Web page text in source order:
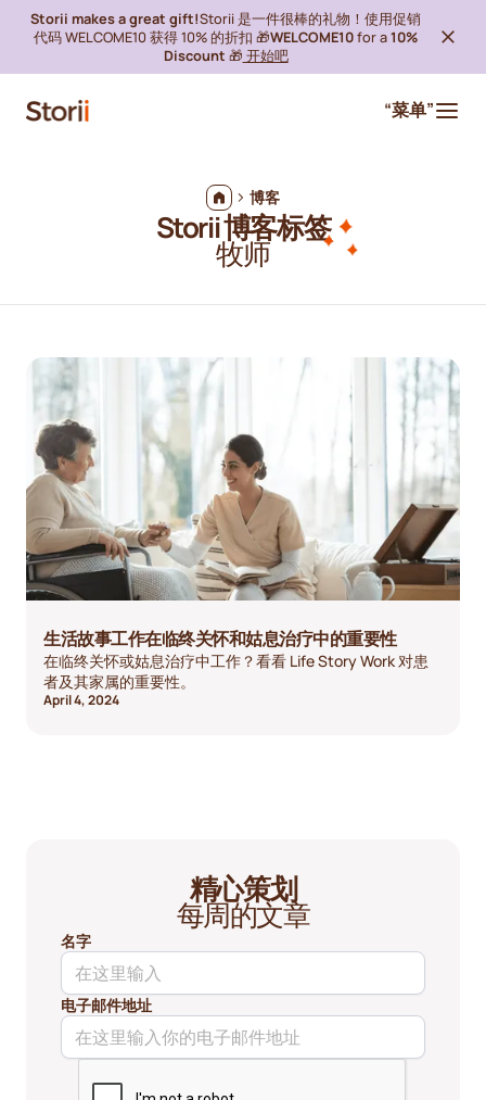
Storii makes a great gift!Storii 是一件很棒的礼物！使用促销
代码 WELCOME10 获得 10% 的折扣 🎁WELCOME10for a10%
Discount 🎁 开始吧
“菜单”
博客
Storii 博客标签
牧师
生活故事工作在临终关怀和姑息治疗中的重要性
在临终关怀或姑息治疗中工作？看看 Life Story Work 对患
者及其家属的重要性。
April 4, 2024
精心策划
每周的文章
名字
电子邮件地址